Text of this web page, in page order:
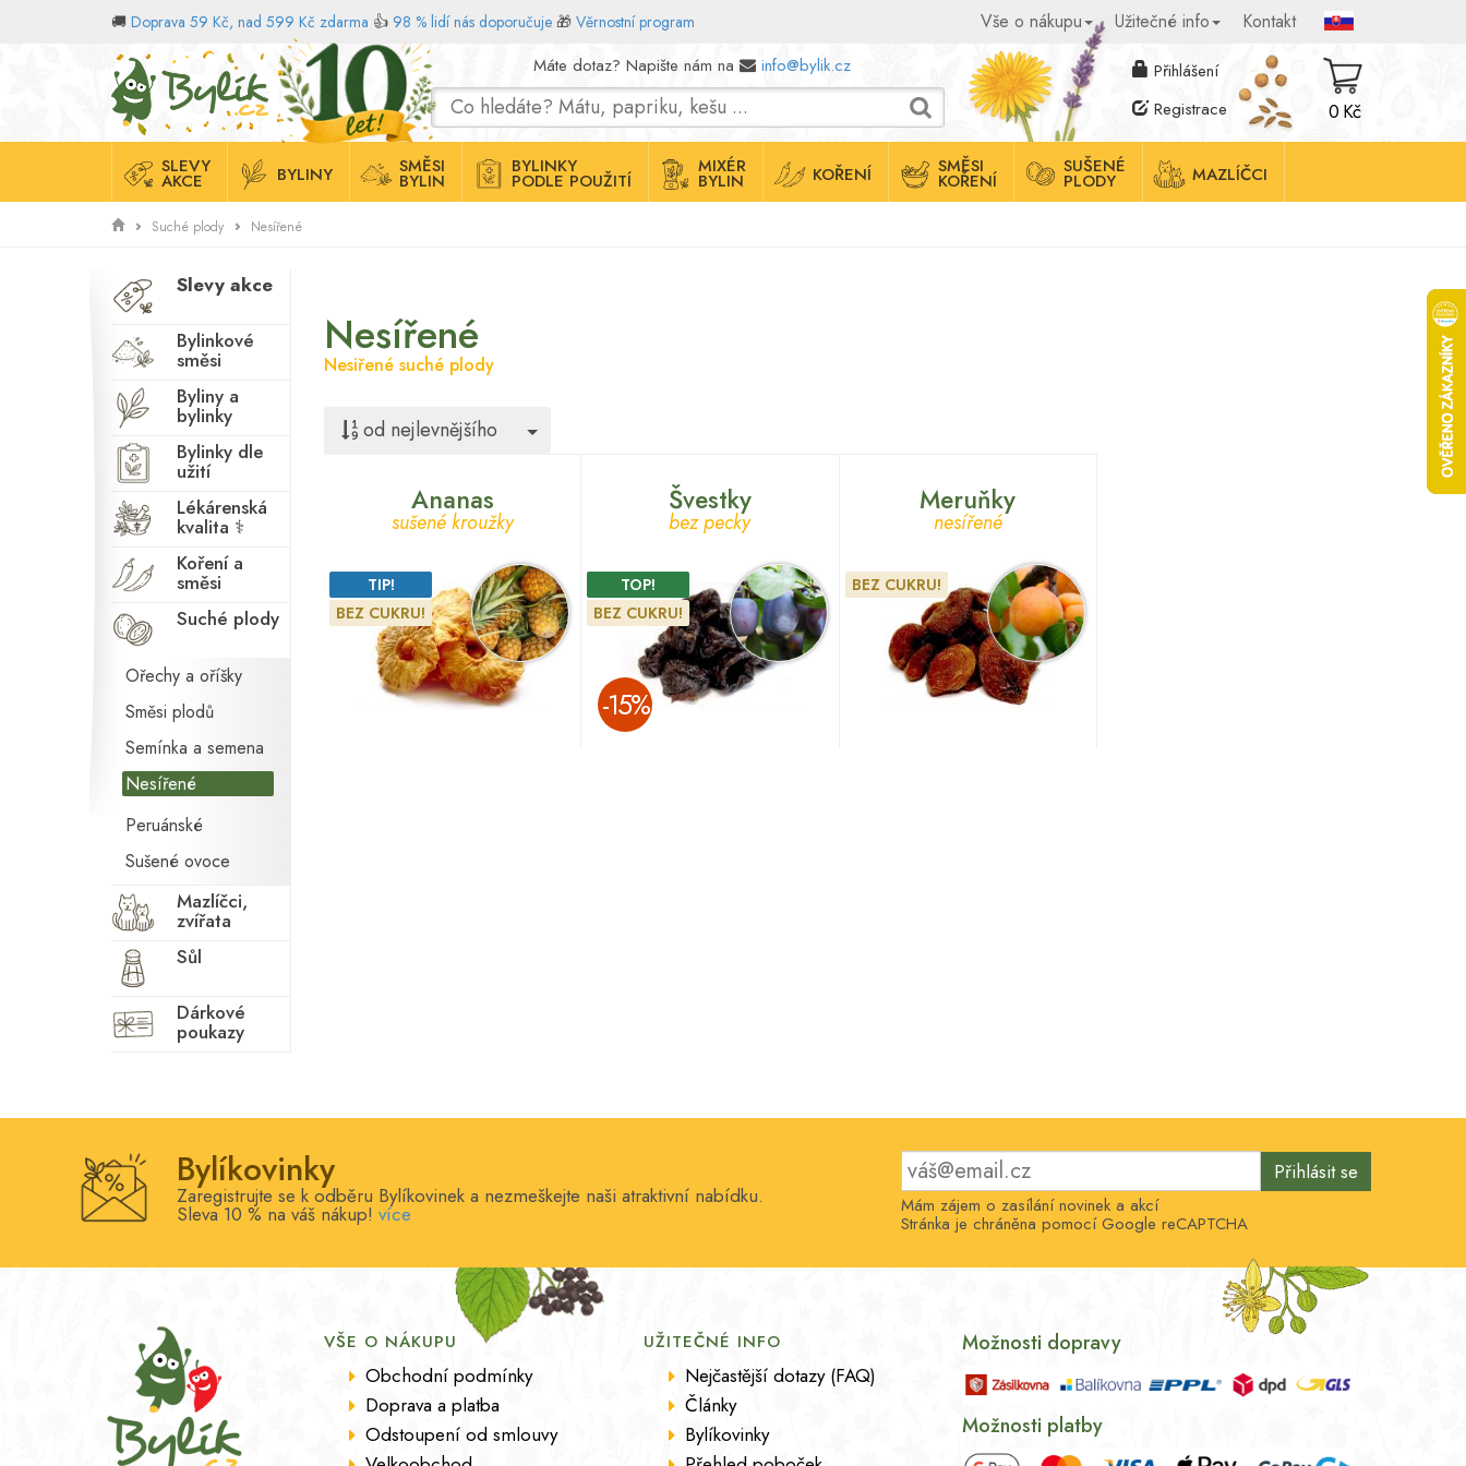
🚚 Doprava 59 Kč, nad 599 Kč zdarma 👍 98 % lidí nás doporučuje 🎁 Věrnostní program Vše o nákupu Užitečné info Kontakt
Domů Máte dotaz? Napište nám na info@bylik.cz
Přihlášení
Registrace
0 Kč
SLEVY
AKCE BYLINY SMĚSI
BYLIN
BYLINKY
PODLE POUŽITÍ
MIXÉR
BYLIN KOŘENÍ SMĚSI
KOŘENÍ
SUŠENÉ
PLODY MAZLÍČCI
Suché plody Nesířené
Slevy akce
Bylinkové
směsi
Byliny a
bylinky
Bylinky dle
užití
Lékárenská
kvalita ⚕
Koření a
směsi
Suché plody
Ořechy a oříšky
Směsi plodů
Semínka a semena
Nesířené
Peruánské
Sušené ovoce
Mazlíčci,
zvířata
Sůl
Dárkové
poukazy
Nesířené
Nesiřené suché plody
od nejlevnějšího Toggle Dropdown
Ananas
sušené kroužky
TIP!
BEZ CUKRU!
Švestky
bez pecky
TOP!
BEZ CUKRU!
­-15%
Meruňky
nesířené
BEZ CUKRU!
Bylíkovinky
Zaregistrujte se k odběru Bylíkovinek a nezmeškejte naši atraktivní nabídku.
Sleva 10 % na váš nákup! více
Přihlásit se
Mám zájem o zasílání novinek a akcí
Stránka je chráněna pomocí Google reCAPTCHA
VŠE O NÁKUPU
Obchodní podmínky
Doprava a platba
Odstoupení od smlouvy
UŽITEČNÉ INFO
Nejčastější dotazy (FAQ)
Články
Bylíkovinky
Možnosti dopravy
Možnosti platby